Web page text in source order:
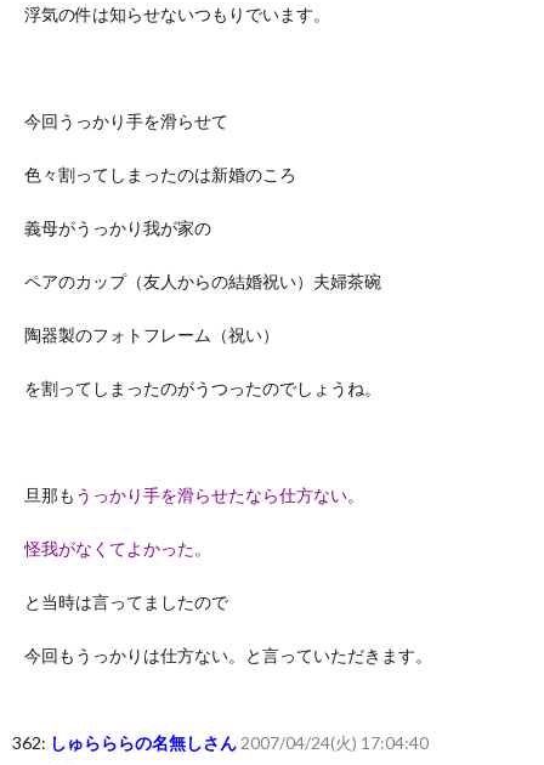
浮気の件は知らせないつもりでいます。
今回うっかり手を滑らせて
色々割ってしまったのは新婚のころ
義母がうっかり我が家の
ペアのカップ（友人からの結婚祝い）夫婦茶碗
陶器製のフォトフレーム（祝い）
を割ってしまったのがうつったのでしょうね。
旦那も うっかり手を滑らせたなら仕方ない。
怪我がなくてよかった。
と当時は言ってましたので
今回もうっかりは仕方ない。と言っていただきます。
362: しゅらららの名無しさん 2007/04/24(火) 17:04:40